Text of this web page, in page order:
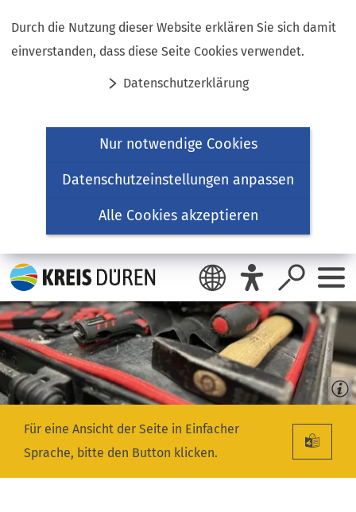
Durch die Nutzung dieser Website erklären Sie sich damit
einverstanden, dass diese Seite Cookies verwendet.
Datenschutzerklärung
Nur notwendige Cookies
Datenschutzeinstellungen anpassen
Alle Cookies akzeptieren
Inhalt anspringen
Für eine Ansicht der Seite in Einfacher
Sprache, bitte den Button klicken.